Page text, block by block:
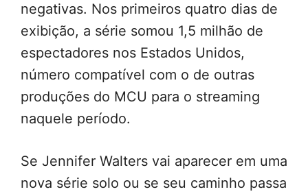
negativas. Nos primeiros quatro dias de
exibição, a série somou 1,5 milhão de
espectadores nos Estados Unidos,
número compatível com o de outras
produções do MCU para o streaming
naquele período.
Se Jennifer Walters vai aparecer em uma
nova série solo ou se seu caminho passa